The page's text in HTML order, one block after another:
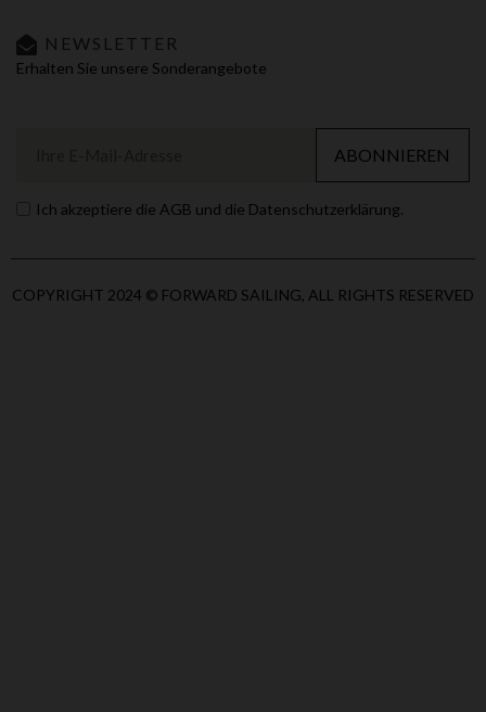
NEWSLETTER
Erhalten Sie unsere Sonderangebote
ABONNIEREN
Ich akzeptiere die AGB und die Datenschutzerklärung.
COPYRIGHT 2024 © FORWARD SAILING, ALL RIGHTS RESERVED